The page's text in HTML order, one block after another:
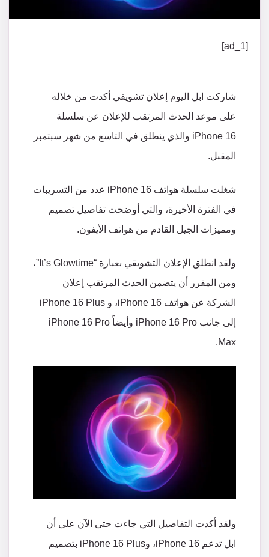
[ad_1]
شاركت ابل اليوم إعلان تشويقي أكدت من خلاله
على موعد الحدث المرتقب للإعلان عن سلسلة
iPhone 16 والذي ينطلق في التاسع من شهر سبتمبر
المقبل.
شغلت سلسلة هواتف iPhone 16 عدد من التسريبات
في الفترة الأخيرة، والتي أوضحت تفاصيل تصميم
ومميزات الجيل القادم من هواتف الأيفون.
ولقد انطلق الإعلان التشويقي بعبارة “It’s Glowtime”،
ومن المقرر أن يتضمن الحدث المرتقب إعلان
الشركة عن هواتف iPhone 16، و iPhone 16 Plus
إلى جانب iPhone 16 Pro وأيضاً iPhone 16 Pro
Max.
ولقد أكدت التفاصيل التي جاءت حتى الآن على أن
ابل تدعم iPhone 16، وiPhone 16 Plus بتصميم